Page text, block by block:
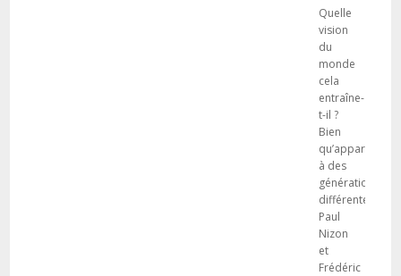
Quelle
vision
du
monde
cela
entraîne-
t-il ?
Bien
qu’appartenant
à des
générations
différentes,
Paul
Nizon
et
Frédéric